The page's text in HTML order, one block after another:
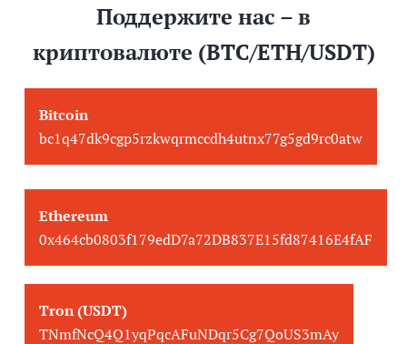
Поддержите нас – в
криптовалюте (BTC/ETH/USDT)
Bitcoin
bc1q47dk9cgp5rzkwqrmccdh4utnx77g5gd9rc0atw
Ethereum
0x464cb0803f179edD7a72DB837E15fd87416E4fAF
Tron (USDT)
TNmfNcQ4Q1yqPqcAFuNDqr5Cg7QoUS3mAy